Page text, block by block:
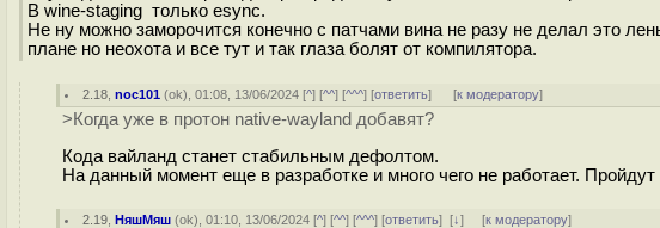
В wine-staging только esync.
Не ну можно заморочится конечно с патчами вина не разу не делал это
плане но неохота и все тут и так глаза болят от компилятора.
2.18 ,noc101 (ok), 01:08, 13/06/2024 [^] [^^] [^^^] [ответить] [к модератору]
>Когда уже в протон native-wayland добавят?
Кода вайланд станет стабильным дефолтом.
На данный момент еще в разработке и много чего не работает. Пройдут
2.19 ,НяшМяш (ok), 01:10, 13/06/2024 [^] [^^] [^^^] [ответить][↓] [к модератору]